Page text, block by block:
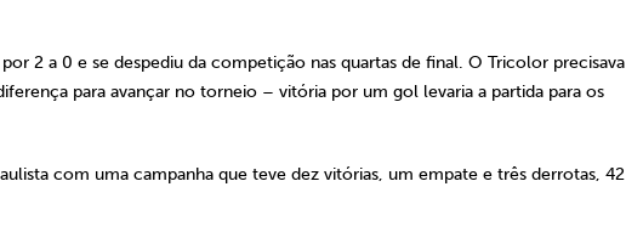
2 a 0 e se despediu da competição nas quartas de final. O Tricolor precisava
para avançar no torneio – vitória por um gol levaria a partida para os
com uma campanha que teve dez vitórias, um empate e três derrotas, 42